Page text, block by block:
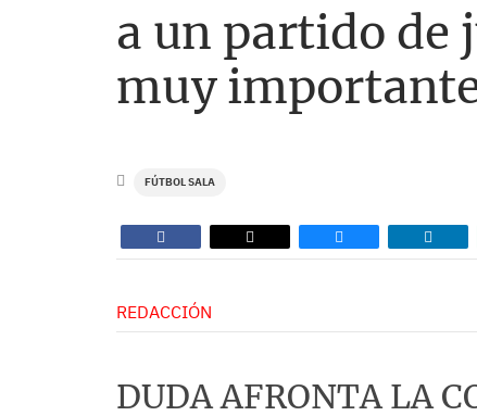
a un partido de
muy
FÚTBOL SALA
REDACCIÓN
DUDA AFRONTA LA